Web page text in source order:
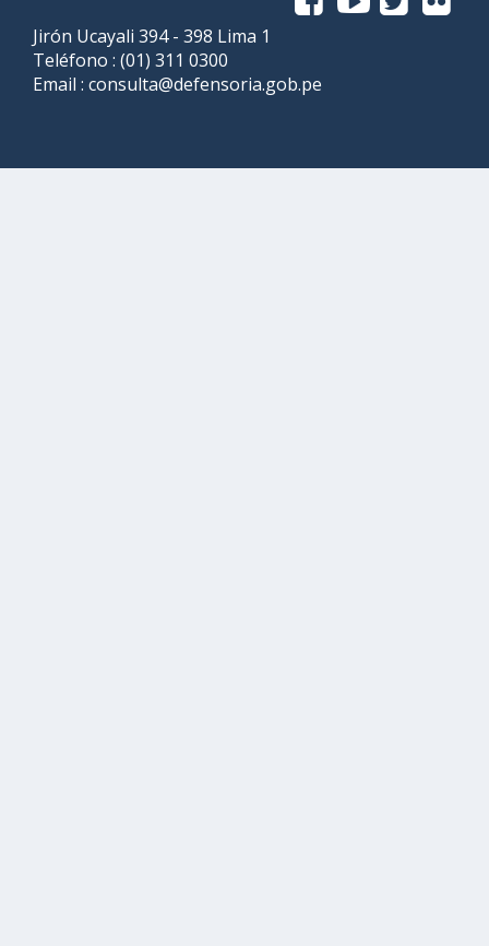
Jirón Ucayali 394 - 398 Lima 1
Teléfono : (01) 311 0300
Email : consulta@defensoria.gob.pe